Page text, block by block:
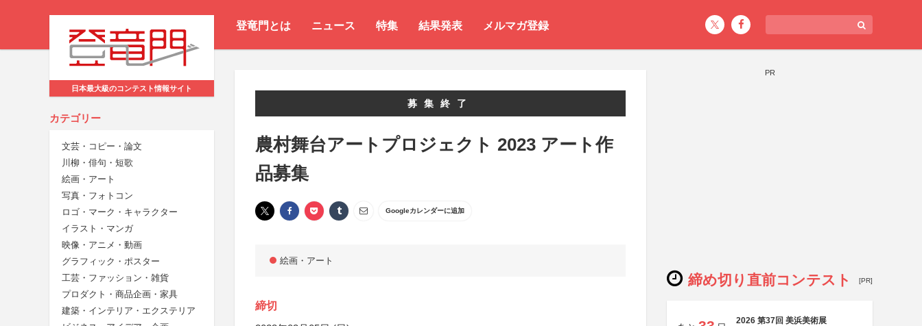
登竜門とは ニュース 特集 結果発表 メルマガ登録
日本最大級のコンテスト情報サイト
カテゴリー
文芸・コピー・論文
川柳・俳句・短歌
絵画・アート
写真・フォトコン
ロゴ・マーク・キャラクター
イラスト・マンガ
映像・アニメ・動画
グラフィック・ポスター
工芸・ファッション・雑貨
プロダクト・商品企画・家具
建築・インテリア・エクステリア
募集終了
農村舞台アートプロジェクト 2023 アート作
品募集
Googleカレンダーに追加
絵画・アート
締切
PR
締め切り直前コンテスト [PR]
2026 第37回 美浜美術展